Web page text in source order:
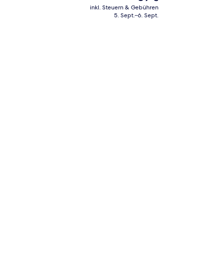
Außenbereich
aktuelle
Preis
inkl. Steuern & Gebühren
5. Sept.–6. Sept.